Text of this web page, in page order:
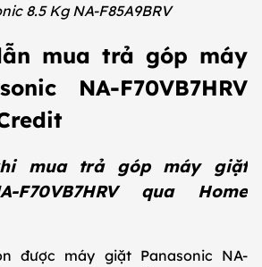
8.5 Kg NA-F85A9BRV
mua trả góp máy
NA-F70VB7HRV
mua trả góp máy giặt
F70VB7HRV qua Home
được máy giặt Panasonic NA-